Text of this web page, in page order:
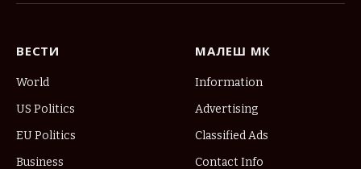
ВЕСТИ
World
US Politics
EU Politics
Business
МАЛЕШ МК
Information
Advertising
Classified Ads
Contact Info